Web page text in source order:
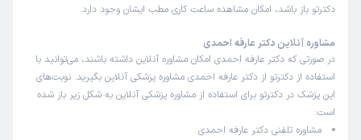
دکترتو باز باشد، امکان مشاهده ساعت کاری مطب ایشان وجود دارد.
مشاوره آنلاین دکتر عارفه احمدی
در صورتی که دکتر عارفه احمدی امکان مشاوره آنلاین داشته باشند، می‌توانید با
استفاده از دکترتو از دکتر عارفه احمدی مشاوره پزشکی آنلاین بگیرید. نوبت‌های
این پزشک در دکترتو برای استفاده از مشاوره پزشکی آنلاین به شکل زیر باز شده
است:
مشاوره تلفنی دکتر عارفه احمدی